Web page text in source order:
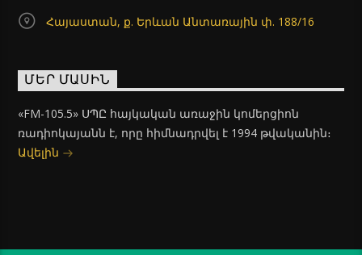
Հայաստան, ք. Երևան Անտառային փ. 188/16
ՄԵՐ ՄԱՍԻՆ
«FM-105.5» ՍՊԸ հայկական առաջին կոմերցիոն
ռադիոկայանն է, որը հիմնադրվել է 1994 թվականին։
Ավելին